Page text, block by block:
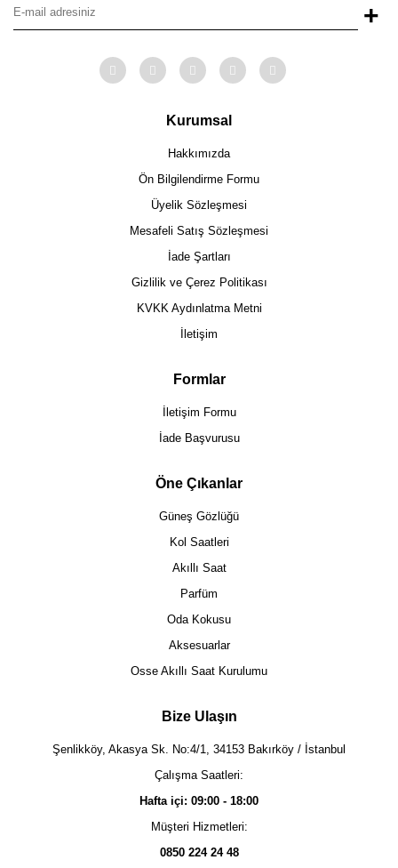
+
Kurumsal
Hakkımızda
Ön Bilgilendirme Formu
Üyelik Sözleşmesi
Mesafeli Satış Sözleşmesi
İade Şartları
Gizlilik ve Çerez Politikası
KVKK Aydınlatma Metni
İletişim
Formlar
İletişim Formu
İade Başvurusu
Öne Çıkanlar
Güneş Gözlüğü
Kol Saatleri
Akıllı Saat
Parfüm
Oda Kokusu
Aksesuarlar
Osse Akıllı Saat Kurulumu
Bize Ulaşın
Şenlikköy, Akasya Sk. No:4/1, 34153 Bakırköy / İstanbul
Çalışma Saatleri:
Hafta içi: 09:00 - 18:00
Müşteri Hizmetleri:
0850 224 24 48